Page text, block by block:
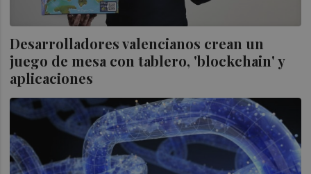
Desarrolladores valencianos crean un
juego de mesa con tablero, 'blockchain' y
aplicaciones